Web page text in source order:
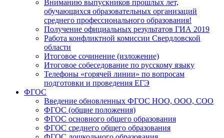
Вниманию выпускников прошлых лет,
обучающихся образовательных организаций
среднего профессионального образования!
Получение официальных результатов ГИА 2019
Работа конфликтной комиссии Свердловской
области
Итоговое сочинение (изложение)
Итоговое собеседование по русскому языку
Телефоны «горячей линии» по вопросам
подготовки и проведения ЕГЭ
ФГОС
Введение обновленных ФГОС НОО, ООО, СОО
ФГОС (общие положения)
ФГОС основного общего образования
ФГОС среднего общего образования